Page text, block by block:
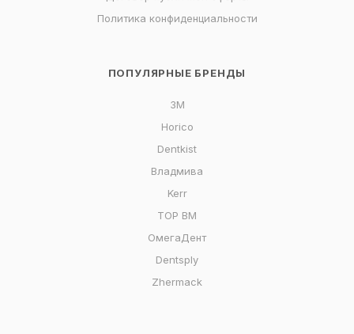
Политика конфиденциальности
ПОПУЛЯРНЫЕ БРЕНДЫ
3M
Horico
Dentkist
Владмива
Kerr
ТОР ВМ
ОмегаДент
Dentsply
Zhermack